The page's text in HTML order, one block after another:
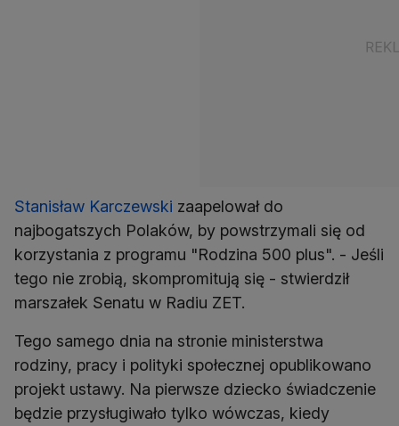
Stanisław Karczewski zaapelował do
najbogatszych Polaków, by powstrzymali się od
korzystania z programu "Rodzina 500 plus". - Jeśli
tego nie zrobią, skompromitują się - stwierdził
marszałek Senatu w Radiu ZET.
Tego samego dnia na stronie ministerstwa
rodziny, pracy i polityki społecznej opublikowano
projekt ustawy. Na pierwsze dziecko świadczenie
będzie przysługiwało tylko wówczas, kiedy